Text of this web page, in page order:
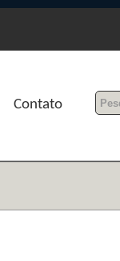
Contato